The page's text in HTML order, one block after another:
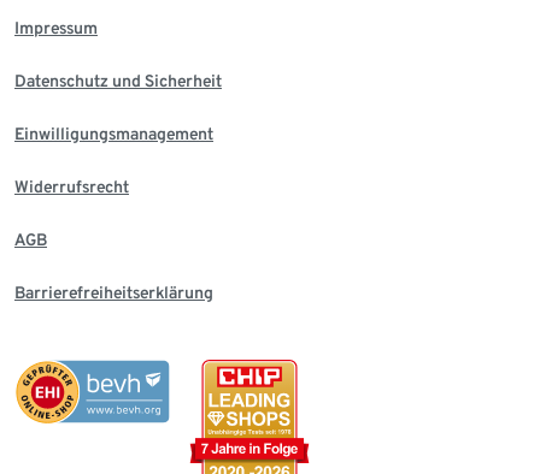
Impressum
Datenschutz und Sicherheit
Einwilligungsmanagement
Widerrufsrecht
AGB
Barrierefreiheitserklärung